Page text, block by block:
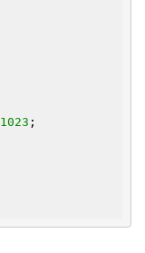
1023 ;